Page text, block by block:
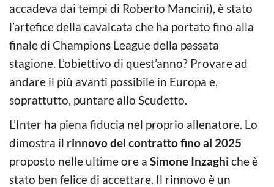
accadeva dai tempi di Roberto Mancini), è stato
l’artefice della cavalcata che ha portato fino alla
finale di Champions League della passata
stagione. L’obiettivo di quest’anno? Provare ad
andare il più avanti possibile in Europa e,
soprattutto, puntare allo Scudetto.
L’Inter ha piena fiducia nel proprio allenatore. Lo
dimostra il rinnovo del contratto fino al 2025
proposto nelle ultime ore a Simone Inzaghi che è
stato ben felice di accettare. Il rinnovo è un